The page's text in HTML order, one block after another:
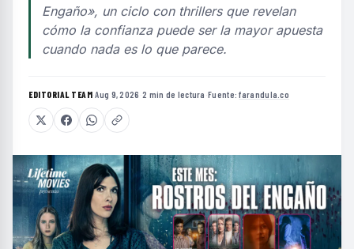
Engaño», un ciclo con thrillers que revelan
cómo la confianza puede ser la mayor apuesta
cuando nada es lo que parece.
EDITORIAL TEAM·Aug 9, 2026 ·2 min de lectura ·Fuente:farandula.co